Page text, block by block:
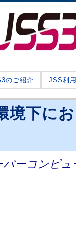
のご紹介 JSS利
境下に
ーコンピ